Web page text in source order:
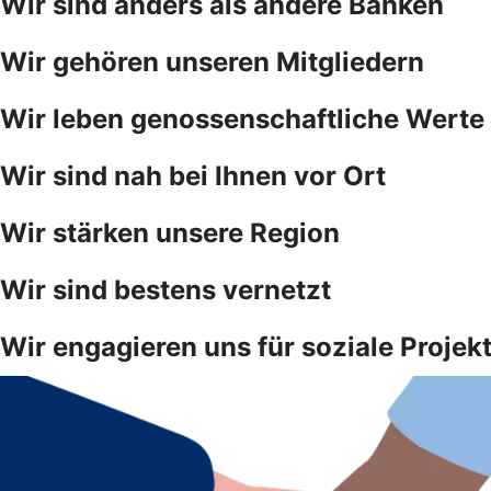
Wir gehören unseren Mitgliedern
Wir leben genossenschaftliche Werte
Wir sind nah bei Ihnen vor Ort
Wir stärken unsere Region
Wir sind bestens vernetzt
Wir engagieren uns für soziale